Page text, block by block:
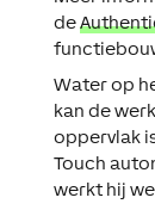
de
Water op
kan de
oppervlak
Touch
werkt hij